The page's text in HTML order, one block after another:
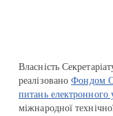
Власність
реалізованоФондом
питань електронного
міжнародної